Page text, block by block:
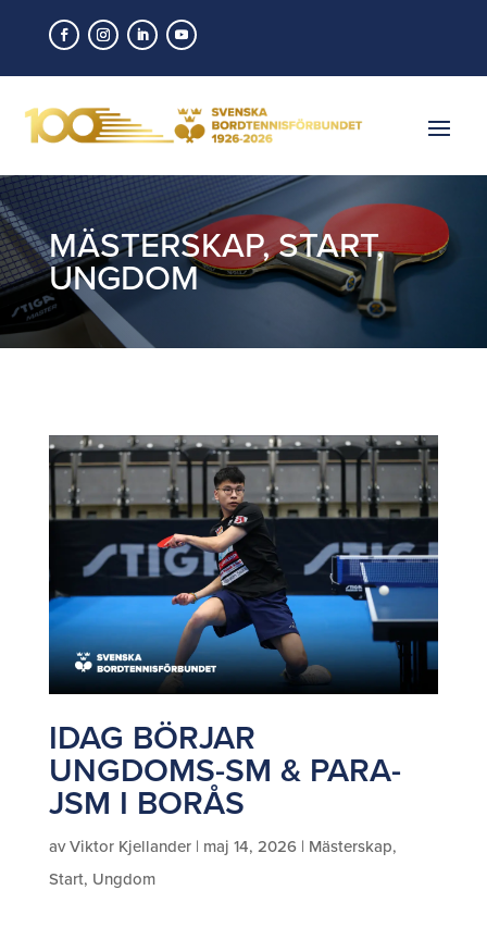
MÄSTERSKAP,START,
UNGDOM
IDAG BÖRJAR
UNGDOMS-SM & PARA-
JSM I BORÅS
avViktor Kjellander| maj 14, 2026| Mästerskap,
Start, Ungdom